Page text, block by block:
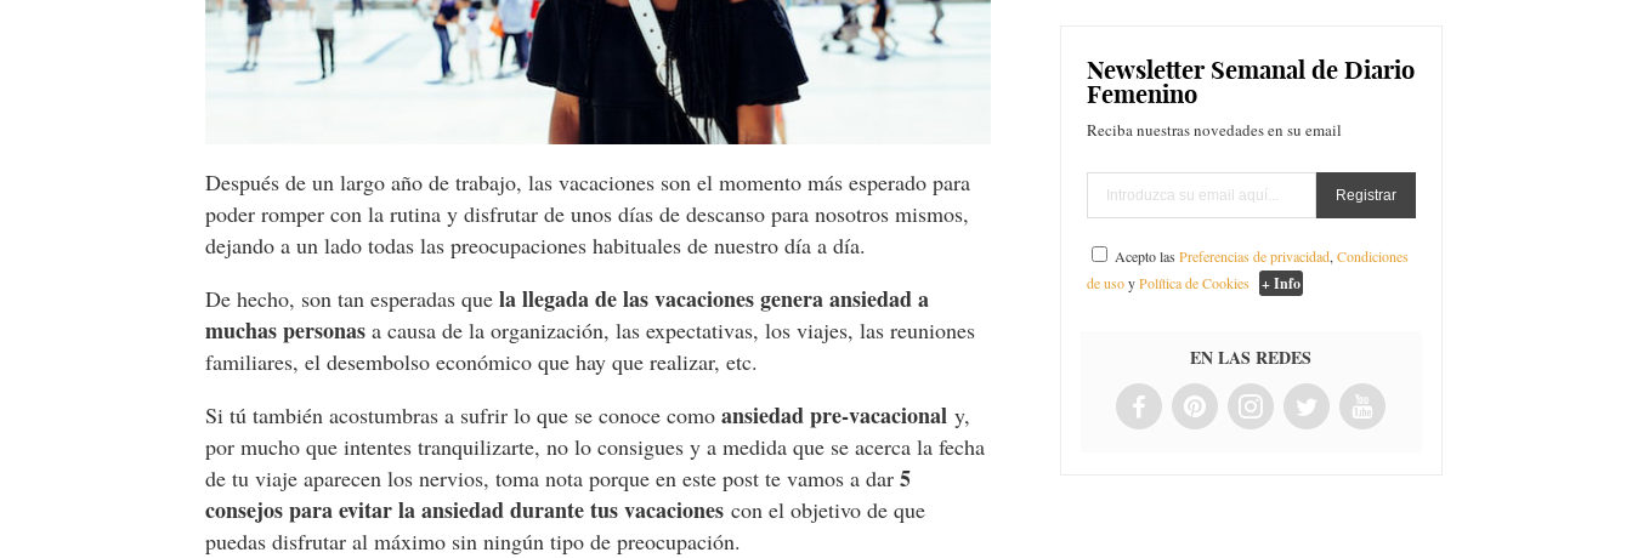
Después de un largo año de trabajo, las vacaciones son el momento más esperado para
poder romper con la rutina y disfrutar de unos días de descanso para nosotros mismos,
dejando a un lado todas las preocupaciones habituales de nuestro día a día.
De hecho, son tan esperadas quela llegada de las vacaciones genera ansiedad a
muchas personas a causa de la organización, las expectativas, los viajes, las reuniones
familiares, el desembolso económico que hay que realizar, etc.
Si tú también acostumbras a sufrir lo que se conoce comoansiedad pre-vacacionaly,
por mucho que intentes tranquilizarte, no lo consigues y a medida que se acerca la fecha
de tu viaje aparecen los nervios, toma nota porque en este post te vamos a dar5
consejos para evitar la ansiedad durante tus vacacionescon el objetivo de que
puedas disfrutar al máximo sin ningún tipo de preocupación.
Newsletter Semanal de Diario
Femenino
Reciba nuestras novedades en su email
Acepto lasPreferencias de privacidad,Condiciones
de usoyPolítica de Cookies + Info
EN LAS REDES